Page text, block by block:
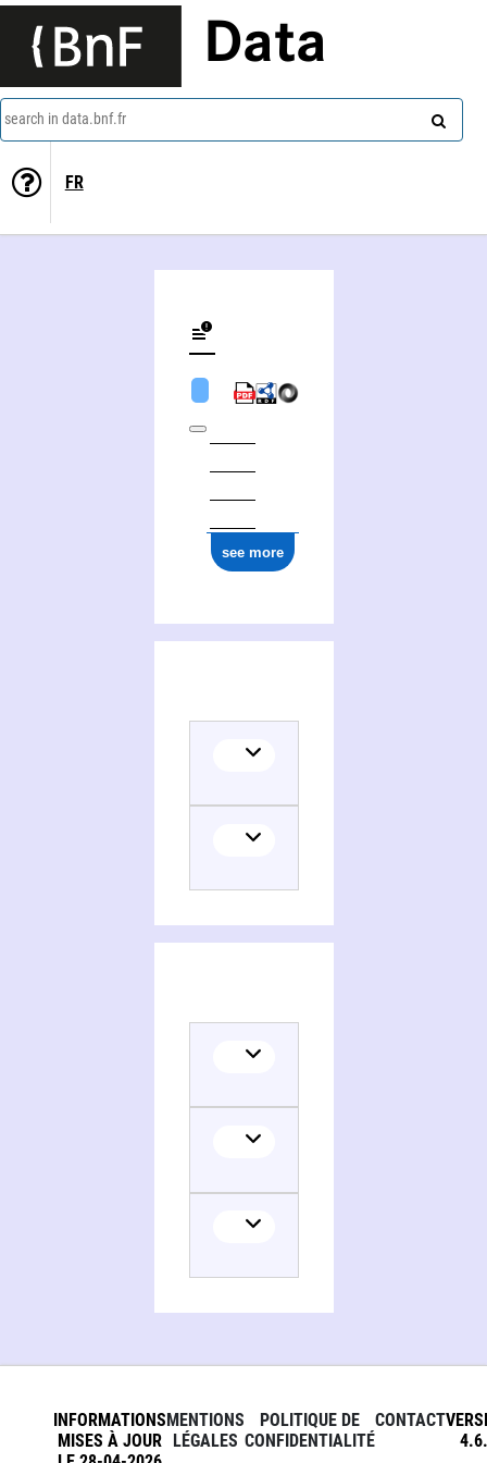
Data
search in data.bnf.fr
FR
see more
INFORMATIONS
MISES À JOUR
MENTIONS
LÉGALES
POLITIQUE DE
CONFIDENTIALITÉ
CONTACT